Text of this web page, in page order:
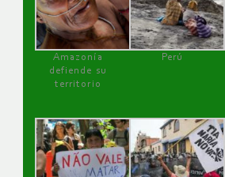
Amazonía
defiende su
territorio
Perú